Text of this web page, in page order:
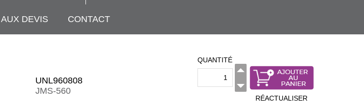
DEVIS CONTACT
UNL960808
JMS-560
QUANTITÉ
RÉACTUALISER